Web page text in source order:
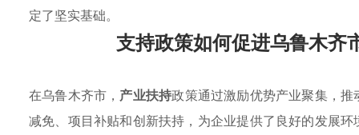
定了坚实基础。
支持政策如何促进乌鲁木齐
在乌鲁木齐市， 产业扶持政策通过激励优势产业聚集，
减免、项目补贴和创新扶持，为企业提供了良好的发展